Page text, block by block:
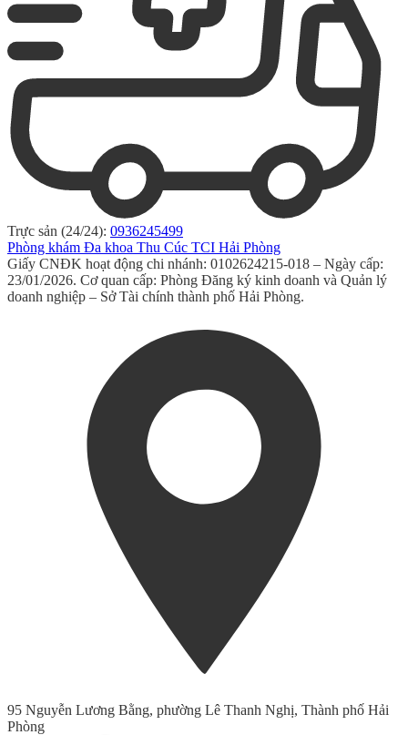
Trực sản (24/24): 0936245499
Phòng khám Đa khoa Thu Cúc TCI Hải Phòng
Giấy CNĐK hoạt động chi nhánh: 0102624215-018 – Ngày cấp:
23/01/2026. Cơ quan cấp: Phòng Đăng ký kinh doanh và Quản lý
doanh nghiệp – Sở Tài chính thành phố Hải Phòng.
95 Nguyễn Lương Bằng, phường Lê Thanh Nghị, Thành phố Hải
Phòng